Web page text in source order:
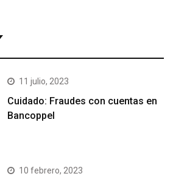
11 julio, 2023
Cuidado: Fraudes con cuentas en
Bancoppel
10 febrero, 2023